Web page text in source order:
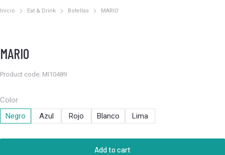
Estás aquí:
Inicio Eat & Drink Botellas MARIO
MARIO
Product code: MI10489
Color
Negro
Azul Rojo Blanco Lima
Add to cart